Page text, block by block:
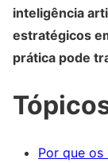
inteligência
estratégicos
prática pode
Por que